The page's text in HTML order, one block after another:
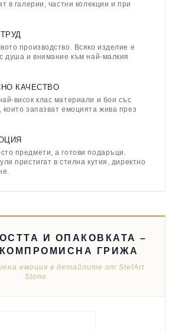
в галерии, частни колекции и при
производство. Всяко изделие е
душа и внимание към най-малкия
КАЧЕСТВО
висок клас материали и бои със
запазват емоцията жива през
предмети, а готови подаръци.
пристигат в стилна кутия, директно
И ОПАКОВКАТА –
ГРИЖА
емоция в детайлите от StefArt
Stone.